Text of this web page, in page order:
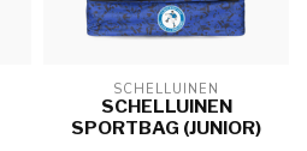
SCHELLUINEN
SCHELLUINEN
SPORTBAG (JUNIOR)